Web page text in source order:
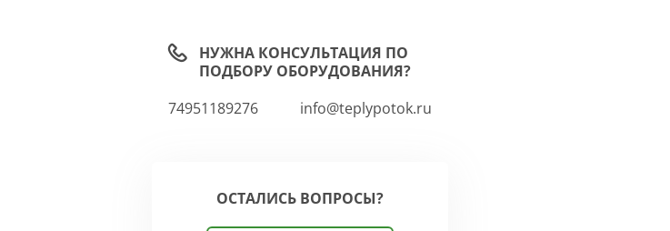
НУЖНА КОНСУЛЬТАЦИЯ ПО
ПОДБОРУ ОБОРУДОВАНИЯ?
74951189276
info@teplypotok.ru
ОСТАЛИСЬ ВОПРОСЫ?